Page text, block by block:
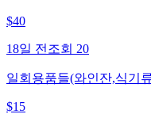
$40
18일 전 조회 20
일회용품들(와인잔,식기
$15